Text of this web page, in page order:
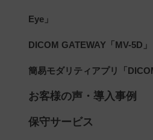
Eye」
DICOM GATEWAY「MV-5D」
簡易モダリティアプリ「
お客様の声・導入事例
保守サービス